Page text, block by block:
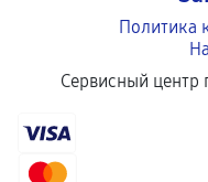
Политика
Сервисный центр